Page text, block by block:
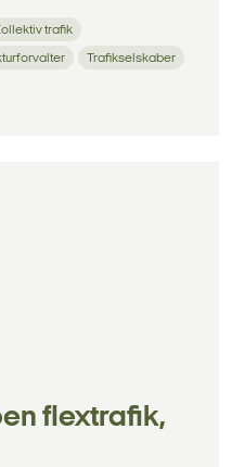
trafik
Trafikselskaber
flextrafik,